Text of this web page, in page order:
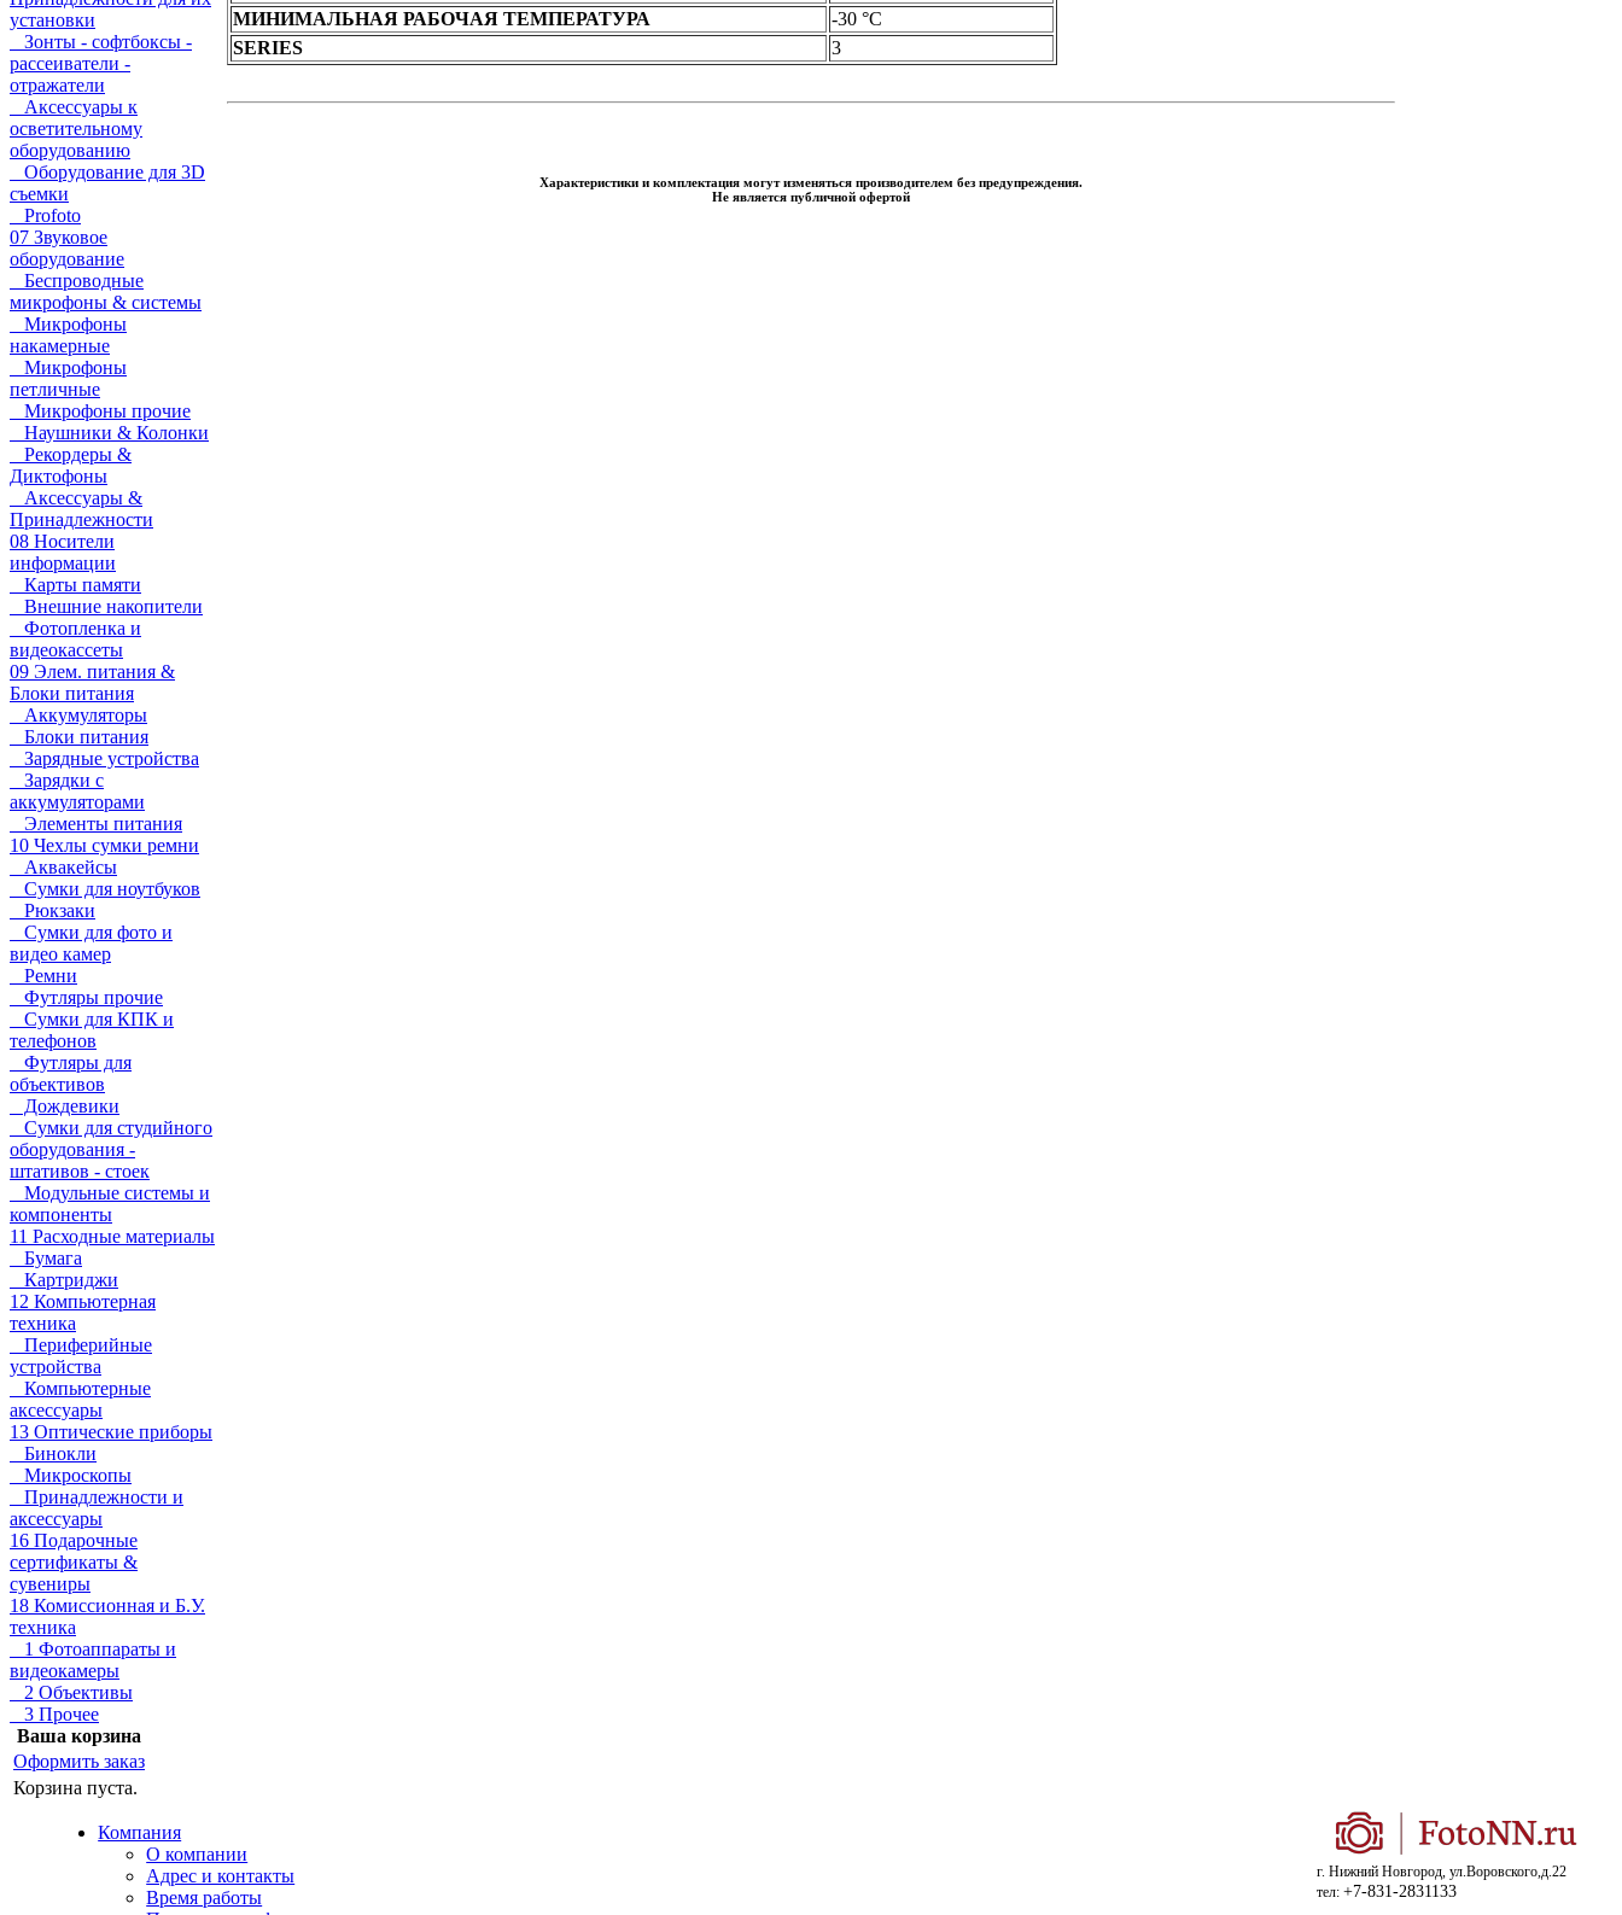
установки
Зонты - софтбоксы -
рассеиватели -
отражатели
Аксессуары к
осветительному
оборудованию
Оборудование для 3D
съемки
Profoto
07 Звуковое
оборудование
Беспроводные
микрофоны & системы
Микрофоны
накамерные
Микрофоны
петличные
Микрофоны прочие
Наушники & Колонки
Рекордеры &
Диктофоны
Аксессуары &
Принадлежности
08 Носители
информации
Карты памяти
Внешние накопители
Фотопленка и
видеокассеты
09 Элем. питания &
Блоки питания
Аккумуляторы
Блоки питания
Зарядные устройства
Зарядки с
аккумуляторами
Элементы питания
10 Чехлы сумки ремни
Аквакейсы
Сумки для ноутбуков
Рюкзаки
Сумки для фото и
видео камер
Ремни
Футляры прочие
Сумки для КПК и
телефонов
Футляры для
объективов
Дождевики
Сумки для студийного
оборудования -
штативов - стоек
Модульные системы и
компоненты
11 Расходные материалы
Бумага
Картриджи
12 Компьютерная
техника
Периферийные
устройства
Компьютерные
аксессуары
13 Оптические приборы
Бинокли
Микроскопы
Принадлежности и
аксессуары
16 Подарочные
сертификаты &
сувениры
18 Комиссионная и Б.У.
техника
1 Фотоаппараты и
видеокамеры
2 Объективы
3 Прочее
Ваша корзина
Оформить заказ
Корзина пуста.
МИНИМАЛЬНАЯ РАБОЧАЯ ТЕМПЕРАТУРА
-30 °C
SERIES
3
Характеристики и комплектация могут изменяться производителем без предупреждения.
Не является публичной офертой
Компания
О компании
Адрес и контакты
Время работы
г. Нижний Новгород, ул.Воровского,д.22
тел: +7-831-2831133